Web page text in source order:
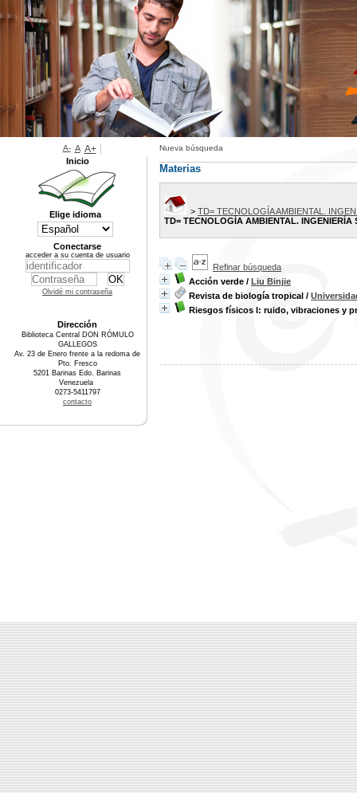
Nueva búsqueda
Materias
> TD= TECNOLOGÍA AMBIENTAL.
TD= TECNOLOGÍA AMBIENTAL. INGENIERÍA
Refinar búsqueda
Acción verde / Liu Binjie
Revista de biología tropical /
Riesgos físicos I: ruido, vibraciones y
A- A A+
Inicio
Elige idioma
Conectarse
acceder a su cuenta de usuario
Olvidé mi contraseña
Dirección
Biblioteca Central DON RÓMULO
GALLEGOS
Av. 23 de Enero frente a la redoma de
Pto. Fresco
5201 Barinas Edo. Barinas
Venezuela
0273-5411797
contacto